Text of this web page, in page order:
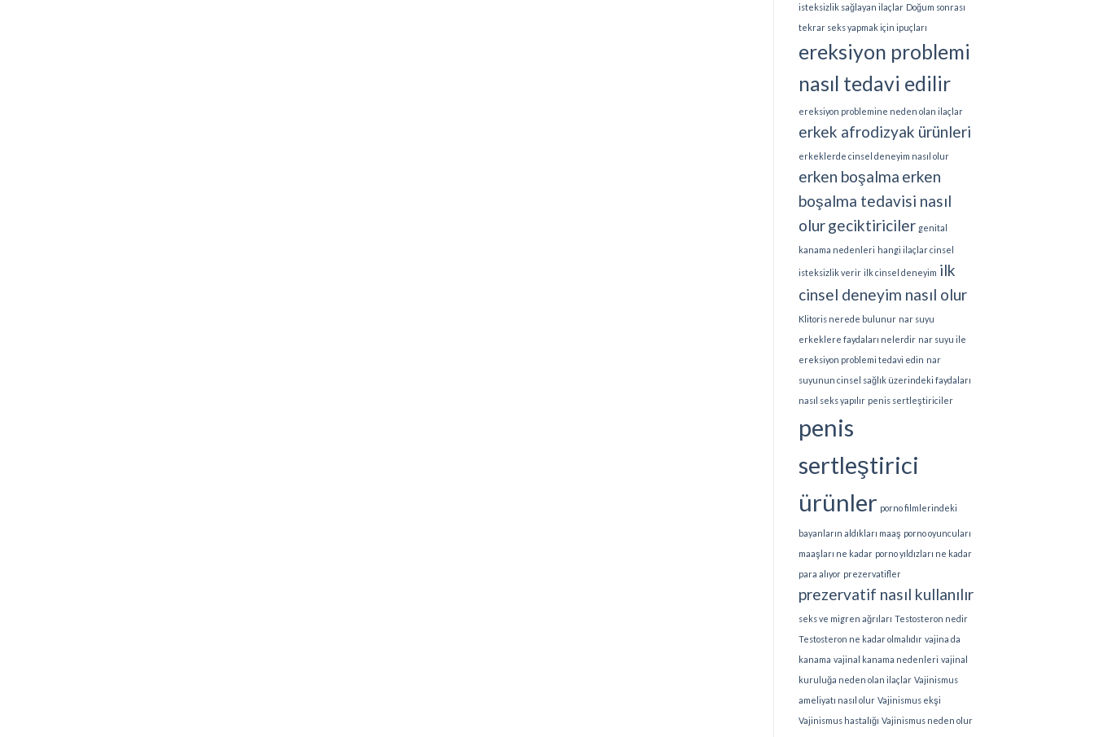
isteksizlik sağlayan ilaçlar Doğum sonrası
tekrar seks yapmak için ipuçları
ereksiyon problemi
nasıl tedavi edilir
ereksiyon problemine neden olan ilaçlar
erkek afrodizyak ürünleri
erkeklerde cinsel deneyim nasıl olur
erken boşalma erken
boşalma tedavisi nasıl
olurgeciktiriciler genital
kanama nedenleri hangi ilaçlar cinsel
isteksizlik verir ilk cinsel deneyim ilk
cinsel deneyim nasıl olur
Klitoris nerede bulunur nar suyu
erkeklere faydaları nelerdir nar suyu ile
ereksiyon problemi tedavi edin nar
suyunun cinsel sağlık üzerindeki faydaları
nasıl seks yapılır penis sertleştiriciler
penis
sertleştirici
ürünler porno filmlerindeki
bayanların aldıkları maaş porno oyuncuları
maaşları ne kadar porno yıldızları ne kadar
para alıyor prezervatifler
prezervatif nasıl kullanılır
seks ve migren ağrıları Testosteron nedir
Testosteron ne kadar olmalıdır vajina da
kanama vajinal kanama nedenleri vajinal
kuruluğa neden olan ilaçlar Vajinismus
ameliyatı nasıl olur Vajinismus ekşi
Vajinismus hastalığı Vajinismus neden olur